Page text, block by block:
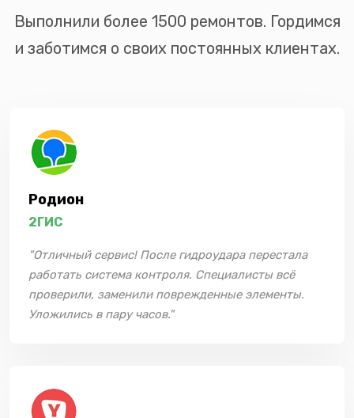
Выполнили более 1500 ремонтов. Гордимся
и заботимся о своих постоянных клиентах.
Родион
2ГИС
"Отличный сервис! После гидроудара перестала
работать система контроля. Специалисты всё
проверили, заменили поврежденные элементы.
Уложились в пару часов."